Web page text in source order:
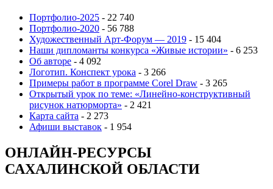
Портфолио-2025 - 22 740
Портфолио-2020 - 56 788
Художественный Арт-Форум — 2019 - 15 404
Наши дипломанты конкурса «Живые истории» - 6 253
Об авторе - 4 092
Логотип. Конспект урока - 3 266
Примеры работ в программе Corel Draw - 3 265
Открытый урок по теме: «Линейно-конструктивный
рисунок натюрморта» - 2 421
Карта сайта - 2 273
Афиши выставок - 1 954
ОНЛАЙН-РЕСУРСЫ
САХАЛИНСКОЙ ОБЛАСТИ